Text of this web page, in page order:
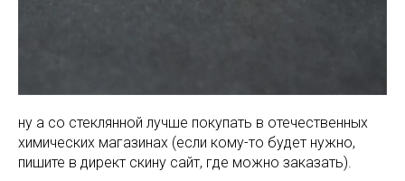
ну а со стеклянной лучше покупать в отечественных
химических магазинах (если кому-то будет нужно,
пишите в директ скину сайт, где можно заказать).